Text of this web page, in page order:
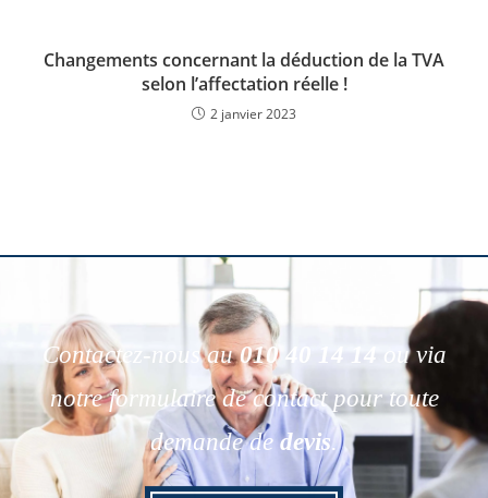
Changements concernant la déduction de la TVA
selon l’affectation réelle !
2 janvier 2023
Contactez-nous au010 40 14 14
ou via
notre formulaire de contact pour toute
demande de devis.